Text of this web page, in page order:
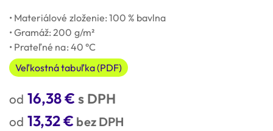
• Materiálové zloženie: 100 % bavlna
• Gramáž: 200 g/m²
• Prateľné na: 40 °C
Veľkostná tabuľka (PDF)
16,38€s DPH
13,32€ bez DPH